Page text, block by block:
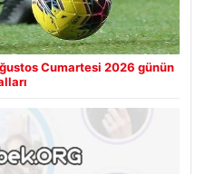
Cumartesi 2026 günün